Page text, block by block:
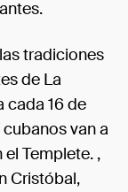
tradiciones
de La
cada 16 de
van a
Templete. ,
Cristóbal,